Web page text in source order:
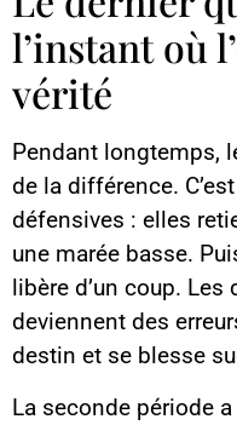
l’instant où
vérité
Pendant longtemps,
de la différence.
défensives : elles
une marée basse.
libère d’un coup.
deviennent des
destin et se blesse
La seconde période